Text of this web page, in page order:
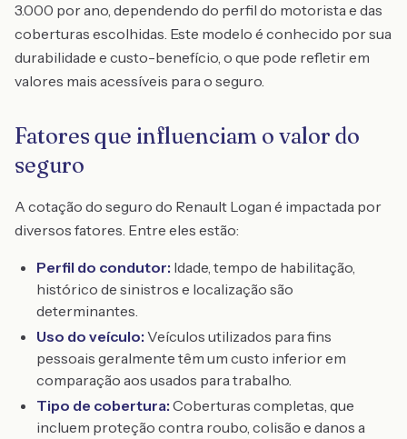
3.000 por ano, dependendo do perfil do motorista e das
coberturas escolhidas. Este modelo é conhecido por sua
durabilidade e custo-benefício, o que pode refletir em
valores mais acessíveis para o seguro.
Fatores que influenciam o valor do
seguro
A cotação do seguro do Renault Logan é impactada por
diversos fatores. Entre eles estão:
Perfil do condutor: Idade, tempo de habilitação,
histórico de sinistros e localização são
determinantes.
Uso do veículo: Veículos utilizados para fins
pessoais geralmente têm um custo inferior em
comparação aos usados para trabalho.
Tipo de cobertura: Coberturas completas, que
incluem proteção contra roubo, colisão e danos a